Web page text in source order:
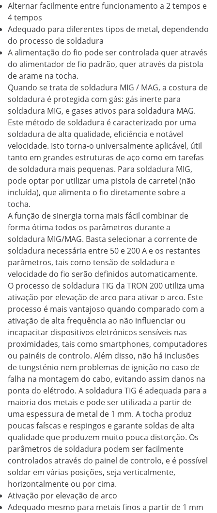
Alternar facilmente entre funcionamento a 2 tempos e
4 tempos
Adequado para diferentes tipos de metal, dependendo
do processo de soldadura
A alimentação do fio pode ser controlada quer através
do alimentador de fio padrão, quer através da pistola
de arame na tocha.
Quando se trata de soldadura MIG / MAG, a costura de
soldadura é protegida com gás: gás inerte para
soldadura MIG, e gases ativos para soldadura MAG.
Este método de soldadura é caracterizado por uma
soldadura de alta qualidade, eficiência e notável
velocidade. Isto torna-o universalmente aplicável, útil
tanto em grandes estruturas de aço como em tarefas
de soldadura mais pequenas. Para soldadura MIG,
pode optar por utilizar uma pistola de carretel (não
incluída), que alimenta o fio diretamente sobre a
tocha.
A função de sinergia torna mais fácil combinar de
forma ótima todos os parâmetros durante a
soldadura MIG/MAG. Basta selecionar a corrente de
soldadura necessária entre 50 e 200 A e os restantes
parâmetros, tais como tensão de soldadura e
velocidade do fio serão definidos automaticamente.
O processo de soldadura TIG da TRON 200 utiliza uma
ativação por elevação de arco para ativar o arco. Este
processo é mais vantajoso quando comparado com a
ativação de alta frequência ao não influenciar ou
incapacitar dispositivos eletrónicos sensíveis nas
proximidades, tais como smartphones, computadores
ou painéis de controlo. Além disso, não há inclusões
de tungsténio nem problemas de ignição no caso de
falha na montagem do cabo, evitando assim danos na
ponta do elétrodo. A soldadura TIG é adequada para a
maioria dos metais e pode ser utilizada a partir de
uma espessura de metal de 1 mm. A tocha produz
poucas faíscas e respingos e garante soldas de alta
qualidade que produzem muito pouca distorção. Os
parâmetros de soldadura podem ser facilmente
controlados através do painel de controlo, e é possível
soldar em várias posições, seja verticalmente,
horizontalmente ou por cima.
Ativação por elevação de arco
Adequado mesmo para metais finos a partir de 1 mm